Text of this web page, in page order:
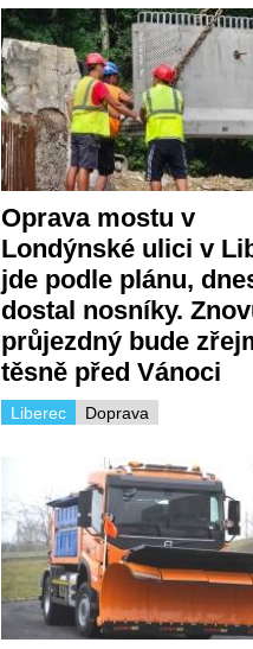
Oprava mostu v
Londýnské ulici v
jde podle plánu,
dostal nosníky.
průjezdný bude
těsně před Vánoci
Doprava
Liberec